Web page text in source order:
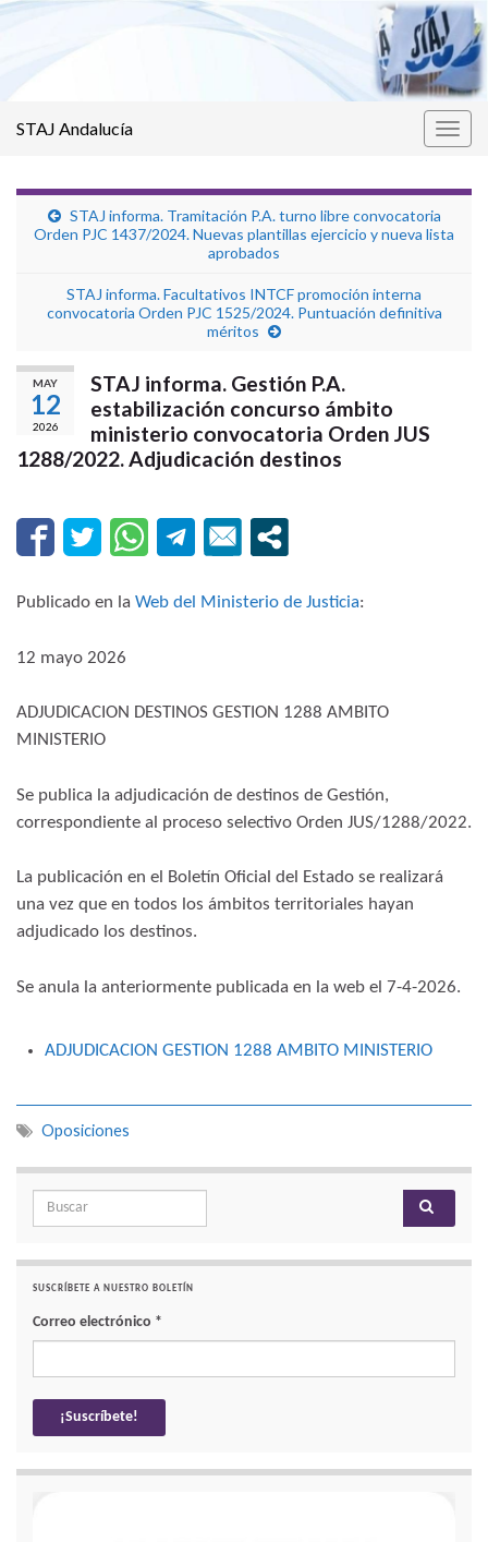
STAJ Andalucía
STAJ informa. Tramitación P.A. turno libre convocatoria
Orden PJC 1437/2024. Nuevas plantillas ejercicio y nueva lista
aprobados
STAJ informa. Facultativos INTCF promoción interna
convocatoria Orden PJC 1525/2024. Puntuación definitiva
méritos
MAY
12
2026
STAJ informa. Gestión P.A.
estabilización concurso ámbito
ministerio convocatoria Orden JUS
1288/2022. Adjudicación destinos
Publicado en la Web del Ministerio de Justicia:
12 mayo 2026
ADJUDICACION DESTINOS GESTION 1288 AMBITO
MINISTERIO
Se publica la adjudicación de destinos de Gestión,
correspondiente al proceso selectivo Orden JUS/1288/2022.
La publicación en el Boletín Oficial del Estado se realizará
una vez que en todos los ámbitos territoriales hayan
adjudicado los destinos.
Se anula la anteriormente publicada en la web​ el 7-4-2026.
ADJUDICACION GESTION 1288 AMBITO MINISTERIO
Oposiciones
Search for:
SUSCRÍBETE A NUESTRO BOLETÍN
Correo electrónico *